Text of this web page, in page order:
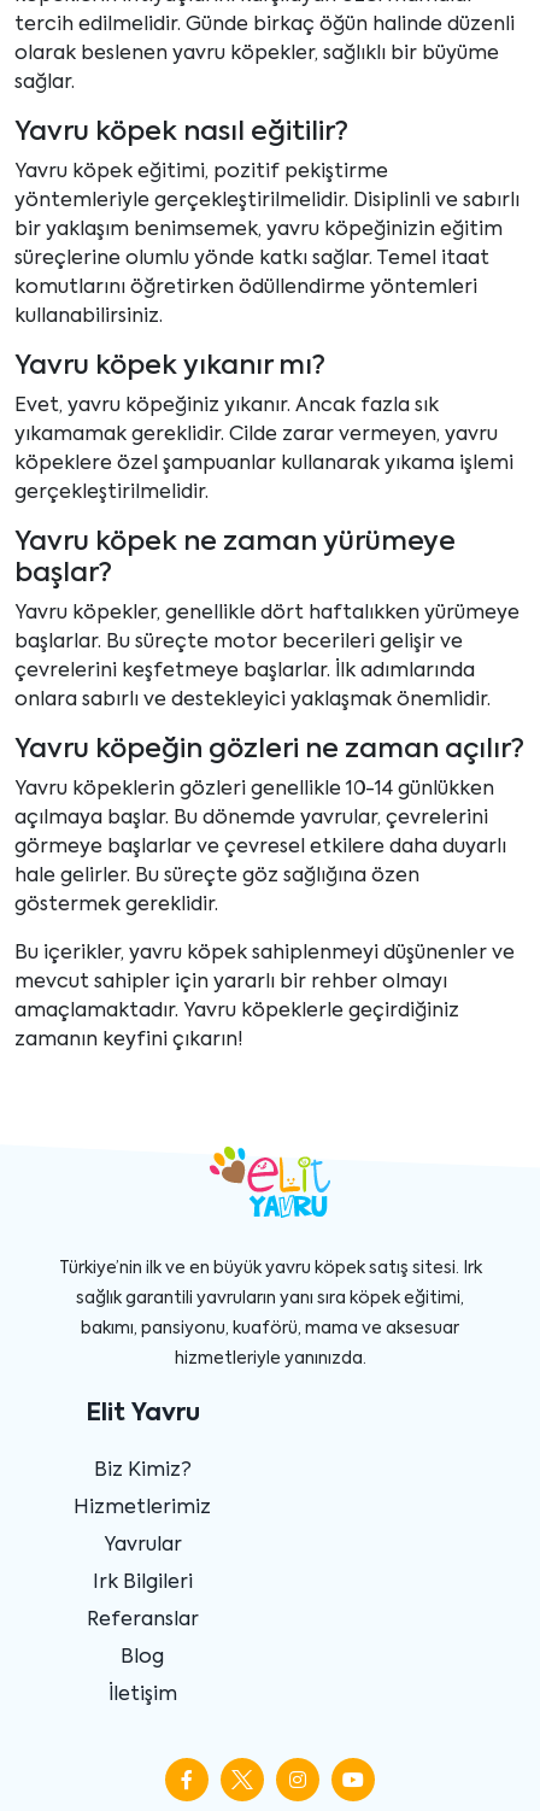
tercih edilmelidir. Günde birkaç öğün halinde düzenli
olarak beslenen yavru köpekler, sağlıklı bir büyüme
sağlar.
Yavru köpek nasıl eğitilir?
Yavru köpek eğitimi, pozitif pekiştirme
yöntemleriyle gerçekleştirilmelidir. Disiplinli ve sabırlı
bir yaklaşım benimsemek, yavru köpeğinizin eğitim
süreçlerine olumlu yönde katkı sağlar. Temel itaat
komutlarını öğretirken ödüllendirme yöntemleri
kullanabilirsiniz.
Yavru köpek yıkanır mı?
Evet, yavru köpeğiniz yıkanır. Ancak fazla sık
yıkamamak gereklidir. Cilde zarar vermeyen, yavru
köpeklere özel şampuanlar kullanarak yıkama işlemi
gerçekleştirilmelidir.
Yavru köpek ne zaman yürümeye
başlar?
Yavru köpekler, genellikle dört haftalıkken yürümeye
başlarlar. Bu süreçte motor becerileri gelişir ve
çevrelerini keşfetmeye başlarlar. İlk adımlarında
onlara sabırlı ve destekleyici yaklaşmak önemlidir.
Yavru köpeğin gözleri ne zaman açılır?
Yavru köpeklerin gözleri genellikle 10-14 günlükken
açılmaya başlar. Bu dönemde yavrular, çevrelerini
görmeye başlarlar ve çevresel etkilere daha duyarlı
hale gelirler. Bu süreçte göz sağlığına özen
göstermek gereklidir.
Bu içerikler, yavru köpek sahiplenmeyi düşünenler ve
mevcut sahipler için yararlı bir rehber olmayı
amaçlamaktadır. Yavru köpeklerle geçirdiğiniz
zamanın keyfini çıkarın!
Türkiye’nin ilk ve en büyük yavru köpek satış sitesi. Irk
sağlık garantili yavruların yanı sıra köpek eğitimi,
bakımı, pansiyonu, kuaförü, mama ve aksesuar
hizmetleriyle yanınızda.
Elit Yavru
Biz Kimiz?
Hizmetlerimiz
Yavrular
Irk Bilgileri
Referanslar
Blog
İletişim